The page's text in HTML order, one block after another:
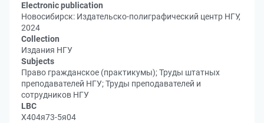
Electronic publication
Новосибирск: Издательско-полиграфический центр НГУ,
2024
Collection
Издания НГУ
Subjects
Право гражданское (практикумы); Труды штатных
преподавателей НГУ; Труды преподавателей и
сотрудников НГУ
LBC
Х404я73-5я04